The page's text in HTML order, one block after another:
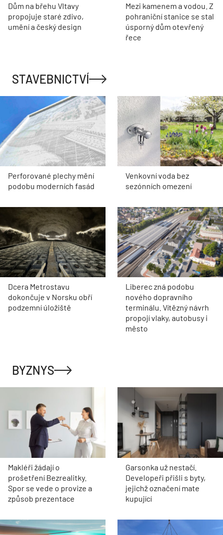
Dům na břehu Vltavy
propojuje staré zdivo,
umění a český design
Mezi kamenem a vodou. Z
pohraniční stanice se stal
úsporný dům otevřený
řece
STAVEBNICTVÍ
Perforované plechy mění
podobu moderních fasád
Venkovní voda bez
sezónních omezení
Dcera Metrostavu
dokončuje v Norsku obří
podzemní úložiště
Liberec zná podobu
nového dopravního
terminálu. Vítězný návrh
propojí vlaky, autobusy i
město
BYZNYS
Makléři žádají o
prošetření Bezrealitky.
Spor se vede o provize a
způsob prezentace
Garsonka už nestačí.
Developeři přišli s byty,
jejichž označení mate
kupující